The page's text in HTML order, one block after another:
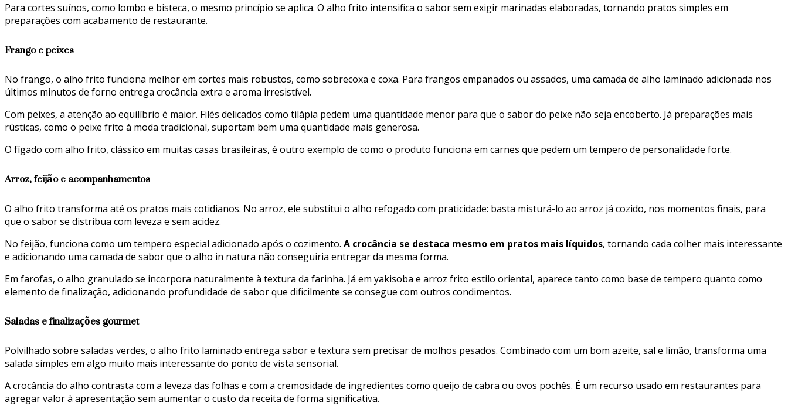
Para cortes suínos, como lombo e bisteca, o mesmo princípio se aplica. O alho frito intensifica o sabor sem exigir marinadas elaboradas, tornando pratos simples em
preparações com acabamento de restaurante.
Frango e peixes
No frango, o alho frito funciona melhor em cortes mais robustos, como sobrecoxa e coxa. Para frangos empanados ou assados, uma camada de alho laminado adicionada nos
últimos minutos de forno entrega crocância extra e aroma irresistível.
Com peixes, a atenção ao equilíbrio é maior. Filés delicados como tilápia pedem uma quantidade menor para que o sabor do peixe não seja encoberto. Já preparações mais
rústicas, como o peixe frito à moda tradicional, suportam bem uma quantidade mais generosa.
O fígado com alho frito, clássico em muitas casas brasileiras, é outro exemplo de como o produto funciona em carnes que pedem um tempero de personalidade forte.
Arroz, feijão e acompanhamentos
O alho frito transforma até os pratos mais cotidianos. No arroz, ele substitui o alho refogado com praticidade: basta misturá-lo ao arroz já cozido, nos momentos finais, para
que o sabor se distribua com leveza e sem acidez.
No feijão, funciona como um tempero especial adicionado após o cozimento. A crocância se destaca mesmo em pratos mais líquidos, tornando cada colher mais interessante
e adicionando uma camada de sabor que o alho in natura não conseguiria entregar da mesma forma.
Em farofas, o alho granulado se incorpora naturalmente à textura da farinha. Já em yakisoba e arroz frito estilo oriental, aparece tanto como base de tempero quanto como
elemento de finalização, adicionando profundidade de sabor que dificilmente se consegue com outros condimentos.
Saladas e finalizações gourmet
Polvilhado sobre saladas verdes, o alho frito laminado entrega sabor e textura sem precisar de molhos pesados. Combinado com um bom azeite, sal e limão, transforma uma
salada simples em algo muito mais interessante do ponto de vista sensorial.
A crocância do alho contrasta com a leveza das folhas e com a cremosidade de ingredientes como queijo de cabra ou ovos pochês. É um recurso usado em restaurantes para
agregar valor à apresentação sem aumentar o custo da receita de forma significativa.